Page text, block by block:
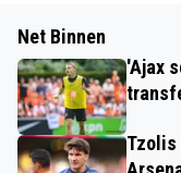
Net Binnen
'Ajax
Tzolis